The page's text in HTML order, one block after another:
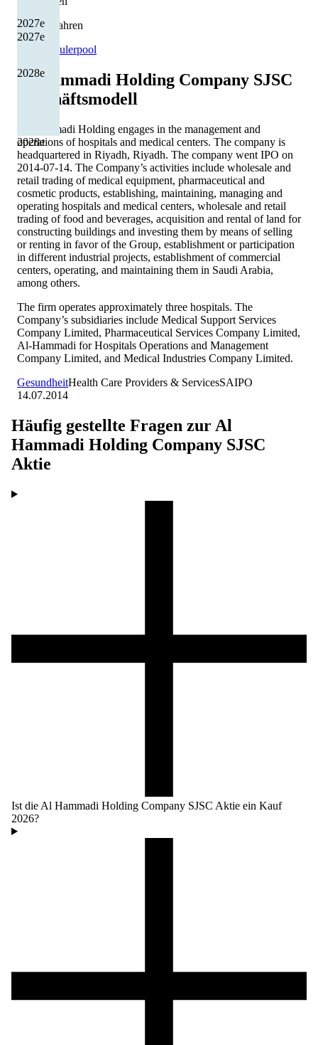
2027e
2028e
2027e
2028e
1 von 6 Jahren
Quelle: Eulerpool
Al Hammadi Holding Company SJSC
Geschäftsmodell
Al Hammadi Holding engages in the management and
operations of hospitals and medical centers. The company is
headquartered in Riyadh, Riyadh. The company went IPO on
2014-07-14. The Company’s activities include wholesale and
retail trading of medical equipment, pharmaceutical and
cosmetic products, establishing, maintaining, managing and
operating hospitals and medical centers, wholesale and retail
trading of food and beverages, acquisition and rental of land for
constructing buildings and investing them by means of selling
or renting in favor of the Group, establishment or participation
in different industrial projects, establishment of commercial
centers, operating, and maintaining them in Saudi Arabia,
among others.
The firm operates approximately three hospitals. The
Company’s subsidiaries include Medical Support Services
Company Limited, Pharmaceutical Services Company Limited,
Al-Hammadi for Hospitals Operations and Management
Company Limited, and Medical Industries Company Limited.
GesundheitHealth Care Providers & ServicesSAIPO
14.07.2014
Häufig gestellte Fragen zur Al
Hammadi Holding Company SJSC
Aktie
Ist die Al Hammadi Holding Company SJSC Aktie ein Kauf
2026?